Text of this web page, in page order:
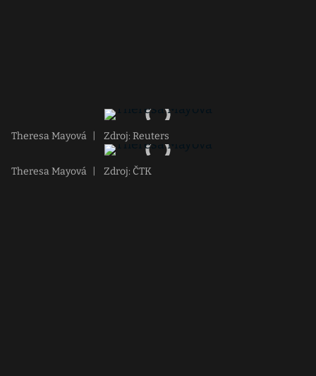
Theresa Mayová Zdroj: Reuters
Theresa Mayová Zdroj: ČTK